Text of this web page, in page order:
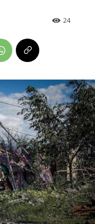
24